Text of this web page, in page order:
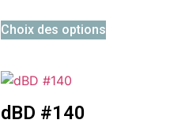
Choix des options
dBD #140